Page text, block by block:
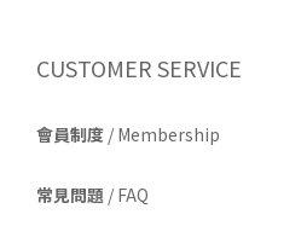
CUSTOMER SERVICE
會員制度 / Membership
常見問題 / FAQ